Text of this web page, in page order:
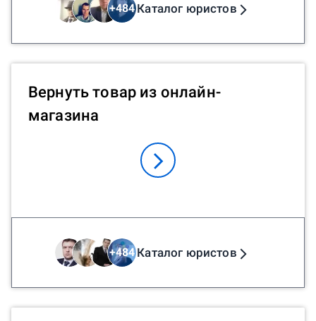
+484Каталог юристов
Вернуть товар из онлайн-
магазина
+484Каталог юристов